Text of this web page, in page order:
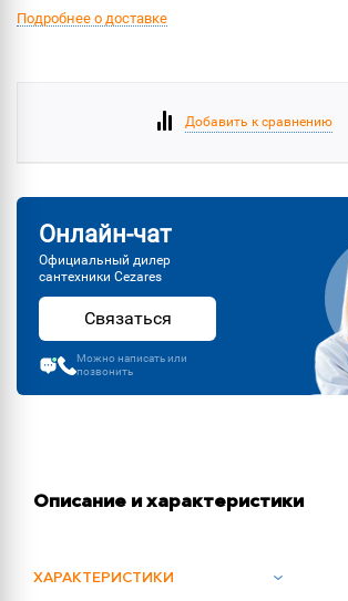
Подробнее о доставке
Добавить к сравнению
Онлайн-чат
Официальный дилер
сантехники Cezares
Связаться
Можно написать или
позвонить
Описание и характеристики
ХАРАКТЕРИСТИКИ